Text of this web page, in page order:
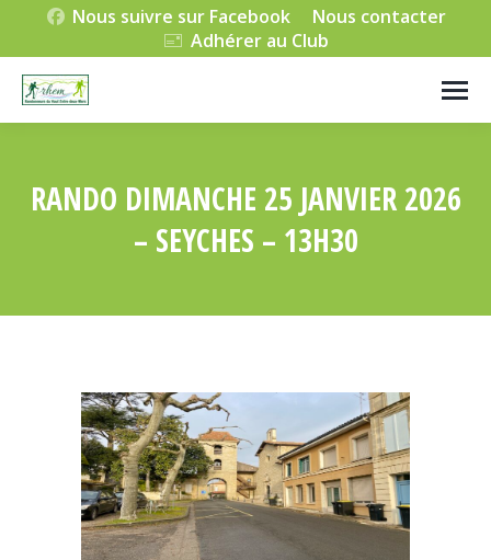
Nous suivre sur Facebook
Nous contacter
Adhérer au Club
RANDO DIMANCHE 25 JANVIER 2026
– SEYCHES – 13H30